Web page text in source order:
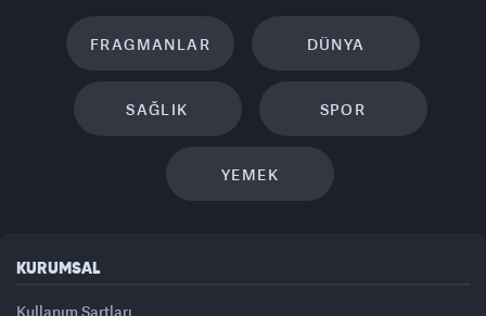
FRAGMANLAR DÜNYA
SAĞLIK SPOR
YEMEK
KURUMSAL
Kullanım Şartları